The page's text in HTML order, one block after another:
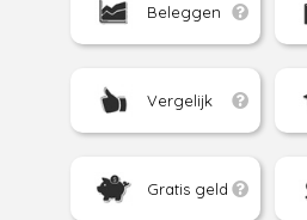
Beleggen
Vergelijk
Gratis geld